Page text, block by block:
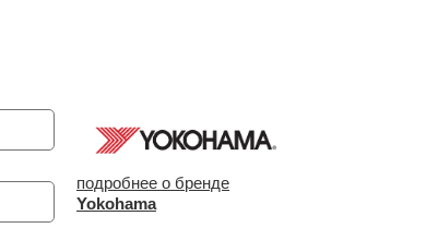
подробнее о бренде
Yokohama